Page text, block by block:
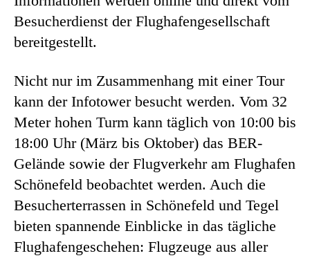
Besucherdienst der Flughafengesellschaft
bereitgestellt.
Nicht nur im Zusammenhang mit einer Tour
kann der Infotower besucht werden. Vom 32
Meter hohen Turm kann täglich von 10:00 bis
18:00 Uhr (März bis Oktober) das BER-
Gelände sowie der Flugverkehr am Flughafen
Schönefeld beobachtet werden. Auch die
Besucherterrassen in Schönefeld und Tegel
bieten spannende Einblicke in das tägliche
Flughafengeschehen: Flugzeuge aus aller